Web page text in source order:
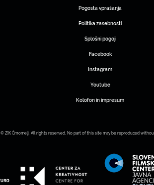
Pogosta vprašanja
Politika zasebnosti
Splošni pogoji
Facebook
Instagram
Youtube
Kolofon in impresum
© ZIK Črnomelj. All rights reserved. No part of this site may be reproduced